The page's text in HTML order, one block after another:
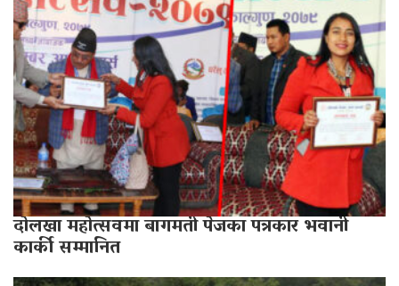
दोलखामहोत्सवमाबागमतीपेजकापत्रकारभवानी
कार्कीसम्मानित